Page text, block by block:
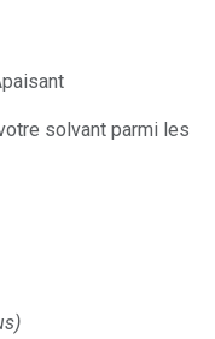
solvant parmi les